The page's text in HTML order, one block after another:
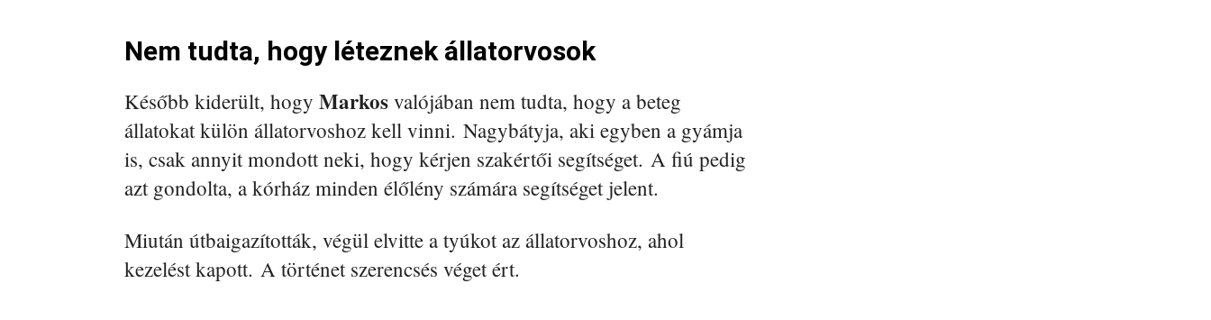
Nem tudta, hogy léteznek állatorvosok
Később kiderült, hogy Markos valójában nem tudta, hogy a beteg
állatokat külön állatorvoshoz kell vinni. Nagybátyja, aki egyben a gyámja
is, csak annyit mondott neki, hogy kérjen szakértői segítséget. A fiú pedig
azt gondolta, a kórház minden élőlény számára segítséget jelent.
Miután útbaigazították, végül elvitte a tyúkot az állatorvoshoz, ahol
kezelést kapott. A történet szerencsés véget ért.